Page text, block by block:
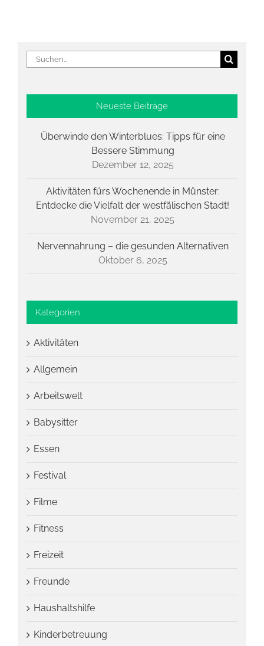
Suche
nach:
Neueste Beiträge
Überwinde den Winterblues: Tipps für eine
Bessere Stimmung
Dezember 12, 2025
Aktivitäten fürs Wochenende in Münster:
Entdecke die Vielfalt der westfälischen Stadt!
November 21, 2025
Nervennahrung – die gesunden Alternativen
Oktober 6, 2025
Kategorien
Aktivitäten
Allgemein
Arbeitswelt
Babysitter
Essen
Festival
Filme
Fitness
Freizeit
Freunde
Haushaltshilfe
Kinderbetreuung